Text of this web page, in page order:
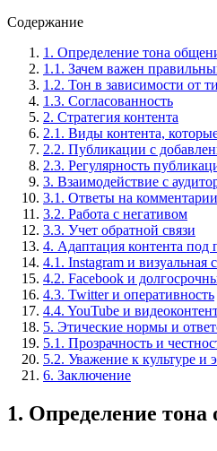
Содержание
1. Определение тона
1.1. Зачем важен
1.2. Тон в зависимости от
1.3. Согласованность
2. Стратегия контента
2.1. Виды контента,
2.2. Публикации с
2.3. Регулярность
3. Взаимодействие с
3.1. Ответы на
3.2. Работа с негативом
3.3. Учет обратной связи
4. Адаптация контента под
4.1. Instagram и визуальная
4.2. Facebook и
4.3. Twitter и оперативность
4.4. YouTube и
5. Этические нормы и
5.1. Прозрачность и
5.2. Уважение к культуре и
6. Заключение
1. Определение тона